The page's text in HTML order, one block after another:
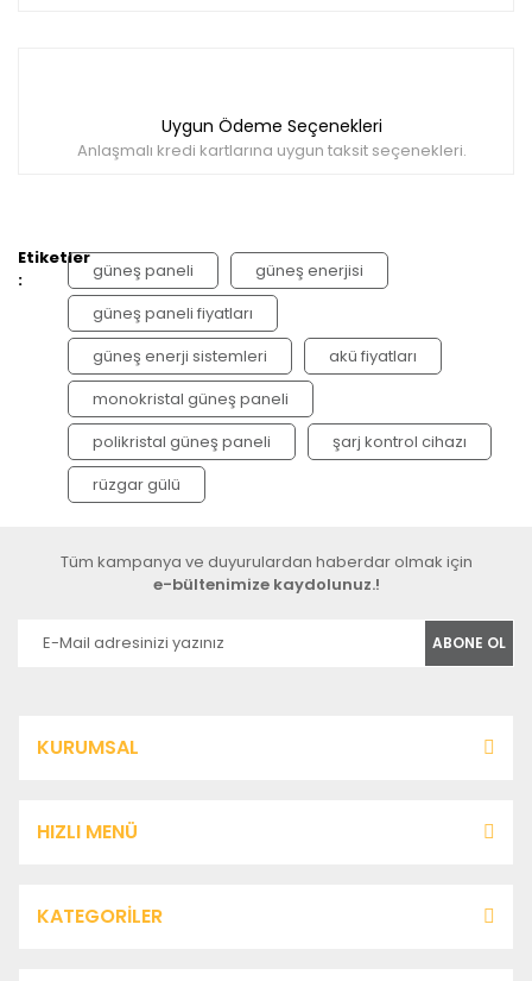
Uygun Ödeme Seçenekleri
Anlaşmalı kredi kartlarına uygun taksit seçenekleri.
Etiketler
:
güneş paneli
güneş enerjisi
güneş paneli fiyatları
güneş enerji sistemleri
akü fiyatları
monokristal güneş paneli
polikristal güneş paneli
şarj kontrol cihazı
rüzgar gülü
Tüm kampanya ve duyurulardan haberdar olmak için
e-bültenimize kaydolunuz.!
ABONE OL
KURUMSAL
HIZLI MENÜ
KATEGORİLER